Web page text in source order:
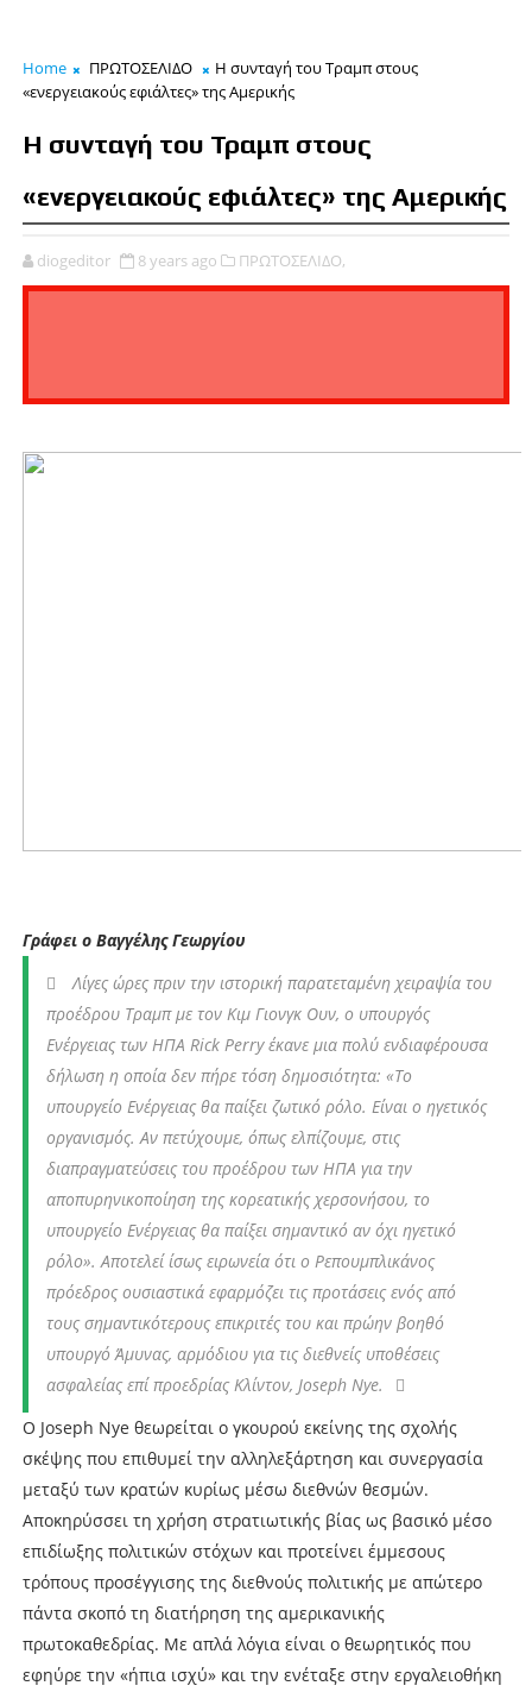
Home ΠΡΩΤΟΣΕΛΙΔΟ
Η συνταγή του Τραμπ στους
«ενεργειακούς εφιάλτες» της Αμερικής
Η συνταγή του Τραμπ στους
«ενεργειακούς εφιάλτες» της Αμερικής
diogeditor 8 years ago ΠΡΩΤΟΣΕΛΙΔΟ,
Γράφει ο Βαγγέλης Γεωργίου
Λίγες ώρες πριν την ιστορική παρατεταμένη χειραψία του
προέδρου Τραμπ με τον Κιμ Γιονγκ Ουν, ο υπουργός
Ενέργειας των ΗΠΑ Rick Perry έκανε μια πολύ ενδιαφέρουσα
δήλωση η οποία δεν πήρε τόση δημοσιότητα: «Το
υπουργείο Ενέργειας θα παίξει ζωτικό ρόλο. Είναι ο ηγετικός
οργανισμός. Αν πετύχουμε, όπως ελπίζουμε, στις
διαπραγματεύσεις του προέδρου των ΗΠΑ για την
αποπυρηνικοποίηση της κορεατικής χερσονήσου, το
υπουργείο Ενέργειας θα παίξει σημαντικό αν όχι ηγετικό
ρόλο». Αποτελεί ίσως ειρωνεία ότι ο Ρεπουμπλικάνος
πρόεδρος ουσιαστικά εφαρμόζει τις προτάσεις ενός από
τους σημαντικότερους επικριτές του και πρώην βοηθό
υπουργό Άμυνας, αρμόδιου για τις διεθνείς υποθέσεις
ασφαλείας επί προεδρίας Κλίντον, Joseph Nye.
Ο Joseph Nye θεωρείται ο γκουρού εκείνης της σχολής
σκέψης που επιθυμεί την αλληλεξάρτηση και συνεργασία
μεταξύ των κρατών κυρίως μέσω διεθνών θεσμών.
Αποκηρύσσει τη χρήση στρατιωτικής βίας ως βασικό μέσο
επιδίωξης πολιτικών στόχων και προτείνει έμμεσους
τρόπους προσέγγισης της διεθνούς πολιτικής με απώτερο
πάντα σκοπό τη διατήρηση της αμερικανικής
πρωτοκαθεδρίας. Με απλά λόγια είναι ο θεωρητικός που
εφηύρε την «ήπια ισχύ» και την ενέταξε στην εργαλειοθήκη